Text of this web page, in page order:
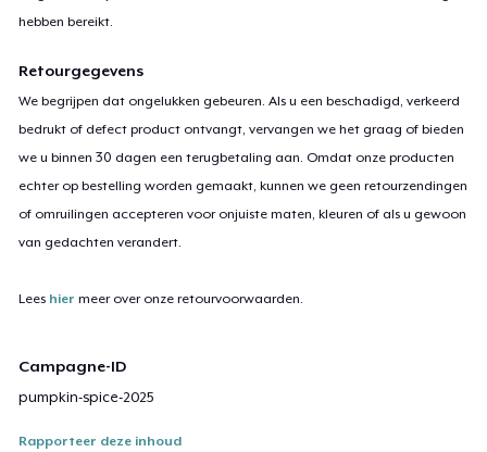
hebben bereikt.
Retourgegevens
We begrijpen dat ongelukken gebeuren. Als u een beschadigd, verkeerd
bedrukt of defect product ontvangt, vervangen we het graag of bieden
we u binnen 30 dagen een terugbetaling aan. Omdat onze producten
echter op bestelling worden gemaakt, kunnen we geen retourzendingen
of omruilingen accepteren voor onjuiste maten, kleuren of als u gewoon
van gedachten verandert.
Lees hier meer over onze retourvoorwaarden.
Campagne-ID
pumpkin-spice-2025
Rapporteer deze inhoud